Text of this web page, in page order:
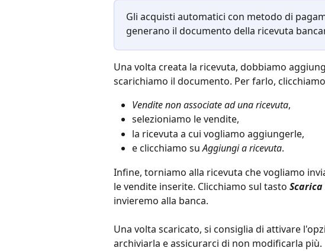
Gli acquisti automatici con metodo di
generano il documento della ricevuta
Una volta creata la ricevuta, dobbiamo
scarichiamo il documento. Per farlo,
Vendite non associate ad una ricevuta,
selezioniamo le vendite,
la ricevuta a cui vogliamo aggiungerle,
e clicchiamo su Aggiungi a ricevuta.
Infine, torniamo alla ricevuta che vogliamo
le vendite inserite. Clicchiamo sul tasto
invieremo alla banca.
Una volta scaricato, si consiglia di attivare
archiviarla e assicurarci di non modificarla più.